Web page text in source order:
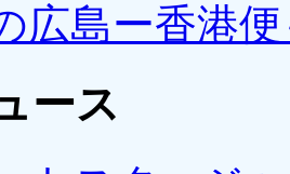
広島ー香港
ース